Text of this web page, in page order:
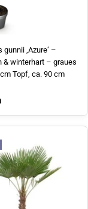
gunnii ‚Azure‘ –
& winterhart – graues
Topf, ca. 90 cm